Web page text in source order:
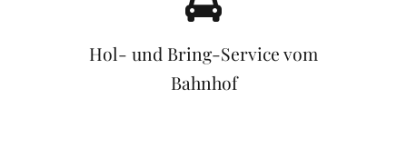
Hol- und Bring-Service vom
Bahnhof